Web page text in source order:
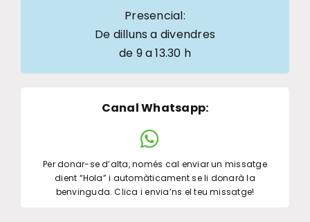
Presencial:
De dilluns a divendres
de 9 a 13.30 h
Canal Whatsapp:
Per donar-se d’alta, només cal enviar un missatge
dient “Hola” i automàticament se li donarà la
benvinguda. Clica i envia’ns el teu missatge!